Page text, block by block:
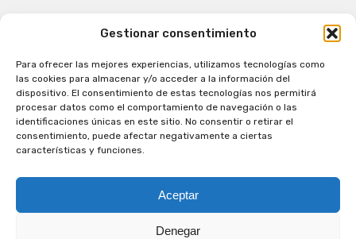
Gestionar consentimiento
Para ofrecer las mejores experiencias, utilizamos tecnologías como
las cookies para almacenar y/o acceder a la información del
dispositivo. El consentimiento de estas tecnologías nos permitirá
procesar datos como el comportamiento de navegación o las
identificaciones únicas en este sitio. No consentir o retirar el
consentimiento, puede afectar negativamente a ciertas
características y funciones.
Aceptar
Denegar
Patagual Radio Digital 2026 - Todos los derechos
reservados
la Radio de Verdad
Cobertura
Programación
Síguenos en nuestras Redes Sociales